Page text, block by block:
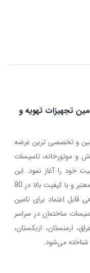
تجهیزات تهویه و
سال ۱۳۸۳ به‌عنوان اولین و تخصصی ترین عرضه
و موتورخانه، تاسیسات
خود را آغاز نمود. این
مجموعه کامل و تخصصی با ارائه محصولات معتبر و با کیفیت بالا در 80
قابل اعتماد برای تامین
ساختمان در سراسر
ارمنستان، ازبکستان،
شناخته می‌شود.